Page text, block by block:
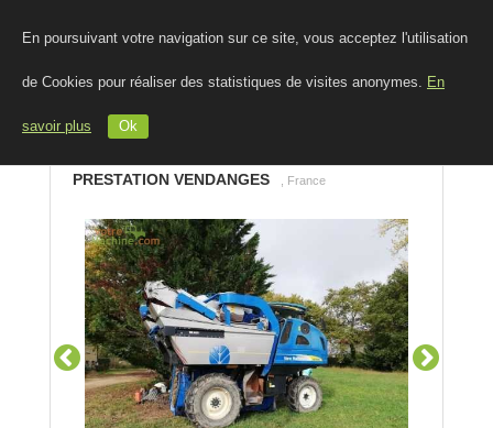
En poursuivant votre navigation sur ce site, vous acceptez l'utilisation
de Cookies pour réaliser des statistiques de visites anonymes. En
savoir plus Ok
PRESTATION VENDANGES , France